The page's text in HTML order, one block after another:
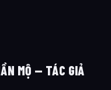
MỘ — TÁC GIẢ